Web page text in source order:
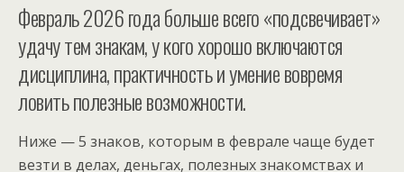
Февраль 2026 года больше всего «подсвечивает»
удачу тем знакам, у кого хорошо включаются
дисциплина, практичность и умение вовремя
ловить полезные возможности.
Ниже — 5 знаков, которым в феврале чаще будет
везти в делах, деньгах, полезных знакомствах и